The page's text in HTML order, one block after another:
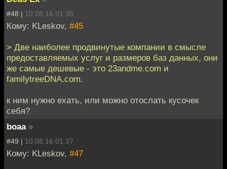
#48 | 10.08.16 01:35
Кому: KLeskov, #45
> Две наиболее продвинутые компании в смысле
предоставляемых услуг и размеров баз данных, они
же самые дешевые - это 23andme.com и
familytreeDNA.com.
к ним нужно ехать, или можно отослать кусочек
себя?
boaa »
#49 | 10.08.16 01:37
Кому: KLeskov, #47